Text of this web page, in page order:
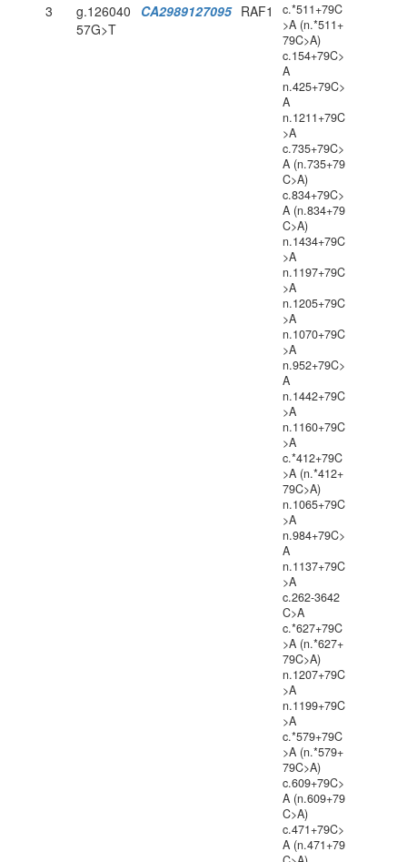
3
g.126040
57G>T
CA2989127095 RAF1
c.*511+79C
>A (n.*511+
79C>A)
c.154+79C>
A
n.425+79C>
A
n.1211+79C
>A
c.735+79C>
A (n.735+79
C>A)
c.834+79C>
A (n.834+79
C>A)
n.1434+79C
>A
n.1197+79C
>A
n.1205+79C
>A
n.1070+79C
>A
n.952+79C>
A
n.1442+79C
>A
n.1160+79C
>A
c.*412+79C
>A (n.*412+
79C>A)
n.1065+79C
>A
n.984+79C>
A
n.1137+79C
>A
c.262-3642
C>A
c.*627+79C
>A (n.*627+
79C>A)
n.1207+79C
>A
n.1199+79C
>A
c.*579+79C
>A (n.*579+
79C>A)
c.609+79C>
A (n.609+79
C>A)
c.471+79C>
A (n.471+79